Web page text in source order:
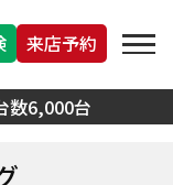
数6,000台
来店予約